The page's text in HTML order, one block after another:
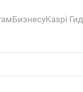
БизнесуKaspi Гид